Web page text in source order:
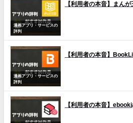
漫画アプリ・サービスの
評判
【利用者の本音】まん
漫画アプリ・サービスの
評判
【利用者の本音】
【利用者の本音】